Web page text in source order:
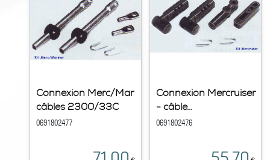
Connexion Merc/Mar
câbles 2300/33C
0691802477
Connexion Mercruiser
- câble...
0691802476